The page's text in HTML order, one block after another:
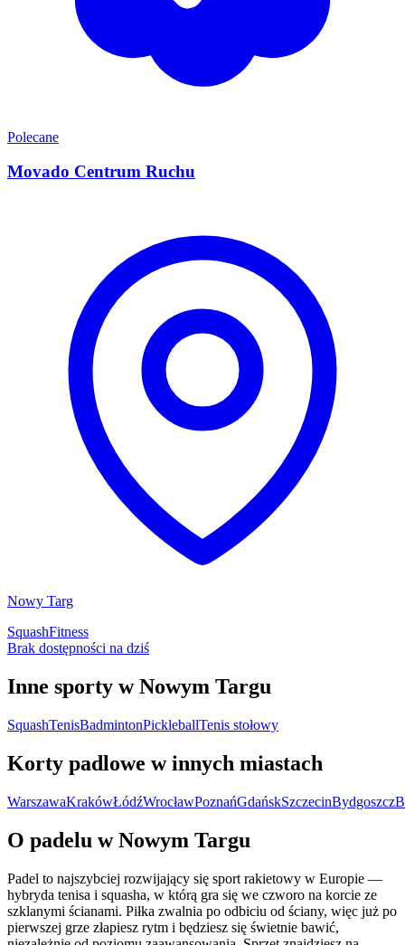
Polecane
Movado Centrum Ruchu
Nowy Targ
SquashFitness
Brak dostępności na dziś
Inne sporty w Nowym Targu
SquashTenisBadmintonPickleballTenis stołowy
Korty padlowe w innych miastach
WarszawaKrakówŁódźWrocławPoznańGdańskSzczecinBydgoszcz
O padelu w Nowym Targu
Padel to najszybciej rozwijający się sport rakietowy w Europie —
hybryda tenisa i squasha, w którą gra się we czworo na korcie ze
szklanymi ścianami. Piłka zwalnia po odbiciu od ściany, więc już po
pierwszej grze złapiesz rytm i będziesz się świetnie bawić,